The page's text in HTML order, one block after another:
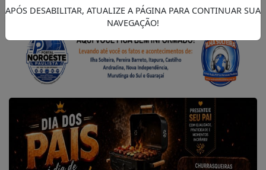
Entrar
APÓS DESABILITAR, ATUALIZE A PÁGINA PARA CONTINUAR SUA
NAVEGAÇÃO!